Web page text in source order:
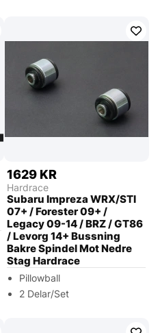
1629 KR
Hardrace
Subaru Impreza WRX/STI
07+ / Forester 09+ /
Legacy 09-14 / BRZ / GT86
/ Levorg 14+ Bussning
Bakre Spindel Mot Nedre
Stag Hardrace
Pillowball
2 Delar/Set